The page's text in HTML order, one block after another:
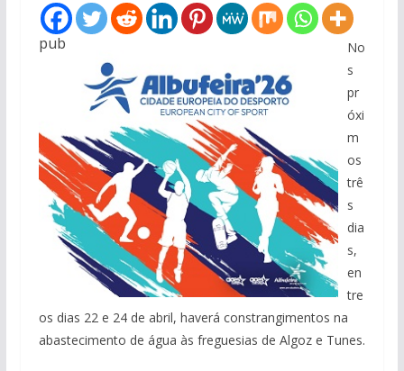
pub
No
s
pr
óxi
m
os
trê
s
dia
s,
en
tre
os dias 22 e 24 de abril, haverá constrangimentos na
abastecimento de água às freguesias de Algoz e Tunes.